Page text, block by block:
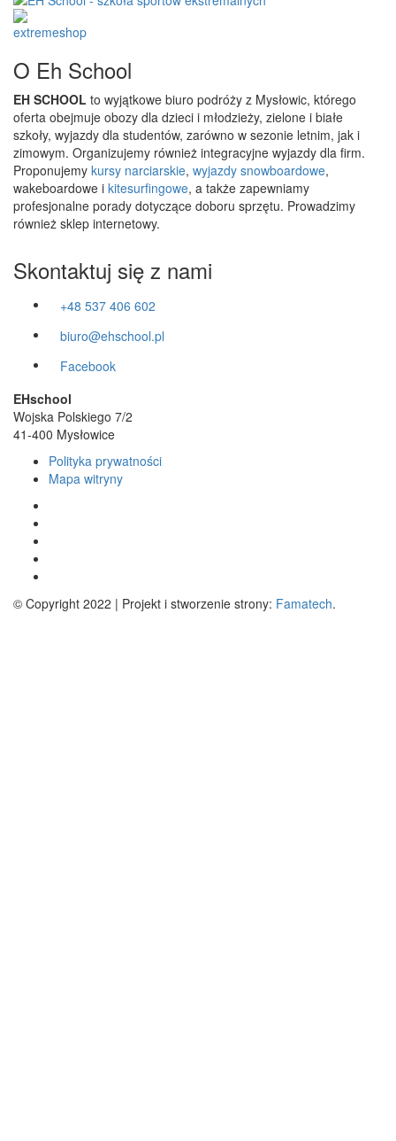
O Eh School
EH SCHOOL to wyjątkowe biuro podróży z Mysłowic, którego
oferta obejmuje obozy dla dzieci i młodzieży, zielone i białe
szkoły, wyjazdy dla studentów, zarówno w sezonie letnim, jak i
zimowym. Organizujemy również integracyjne wyjazdy dla firm.
Proponujemy kursy narciarskie, wyjazdy snowboardowe,
wakeboardowe i kitesurfingowe, a także zapewniamy
profesjonalne porady dotyczące doboru sprzętu. Prowadzimy
również sklep internetowy.
Skontaktuj się z nami
+48 537 406 602
biuro@ehschool.pl
Facebook
EHschool
Wojska Polskiego 7/2
41-400 Mysłowice
Polityka prywatności
Mapa witryny
© Copyright 2022 | Projekt i stworzenie strony: Famatech.